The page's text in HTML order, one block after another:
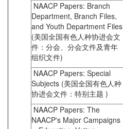
NAACP Papers: Branch
Department, Branch Files,
and Youth Department Files
(美国全国有色人种协进会文
件：分会、分会文件及青年
组织文件)
NAACP Papers: Special
Subjects (美国全国有色人种
协进会文件：特别主题 )
NAACP Papers: The
NAACP's Major Campaigns